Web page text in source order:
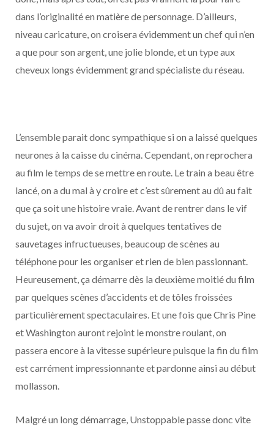
dans l’originalité en matière de personnage. D’ailleurs,
niveau caricature, on croisera évidemment un chef qui n’en
a que pour son argent, une jolie blonde, et un type aux
cheveux longs évidemment grand spécialiste du réseau.
L’ensemble parait donc sympathique si on a laissé quelques
neurones à la caisse du cinéma. Cependant, on reprochera
au film le temps de se mettre en route. Le train a beau être
lancé, on a du mal à y croire et c’est sûrement au dû au fait
que ça soit une histoire vraie. Avant de rentrer dans le vif
du sujet, on va avoir droit à quelques tentatives de
sauvetages infructueuses, beaucoup de scènes au
téléphone pour les organiser et rien de bien passionnant.
Heureusement, ça démarre dès la deuxième moitié du film
par quelques scènes d’accidents et de tôles froissées
particulièrement spectaculaires. Et une fois que Chris Pine
et Washington auront rejoint le monstre roulant, on
passera encore à la vitesse supérieure puisque la fin du film
est carrément impressionnante et pardonne ainsi au début
mollasson.
Malgré un long démarrage, Unstoppable passe donc vite